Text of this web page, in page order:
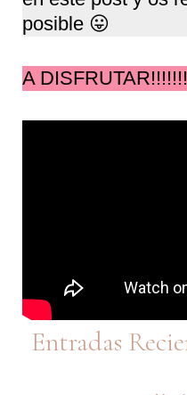
posible 😛
A
Entradas